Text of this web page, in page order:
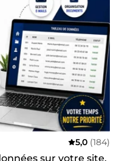
5,0 (184)
sur votre site,